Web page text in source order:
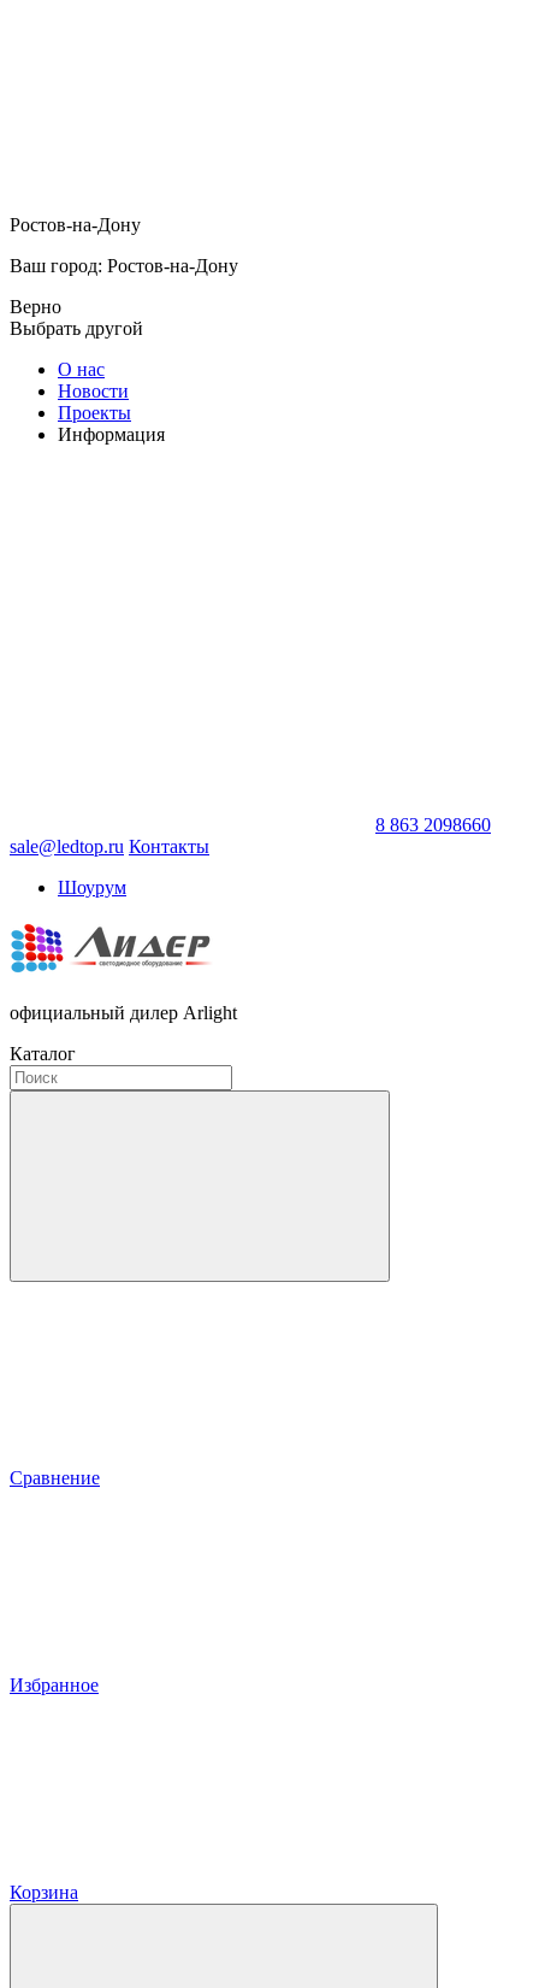
Ростов-на-Дону
Ваш город: Ростов-на-Дону
Верно
Выбрать другой
О нас
Новости
Проекты
Информация
8 863 2098660
sale@ledtop.ru Контакты
Шоурум
официальный дилер Arlight
Каталог
Сравнение
Избранное
Корзина